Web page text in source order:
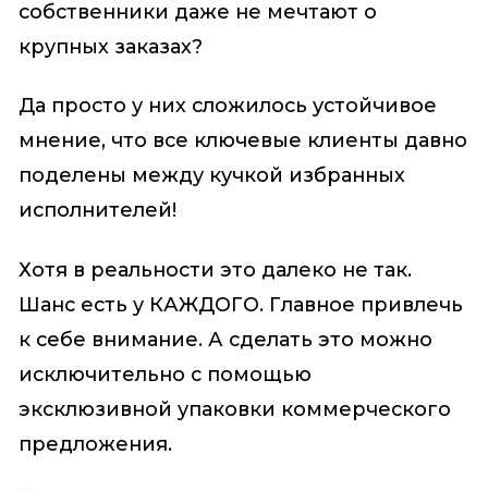
собственники даже не мечтают о
крупных заказах?
Да просто у них сложилось устойчивое
мнение, что все ключевые клиенты давно
поделены между кучкой избранных
исполнителей!
Хотя в реальности это далеко не так.
Шанс есть у КАЖДОГО. Главное привлечь
к себе внимание. А сделать это можно
исключительно с помощью
эксклюзивной упаковки коммерческого
предложения.